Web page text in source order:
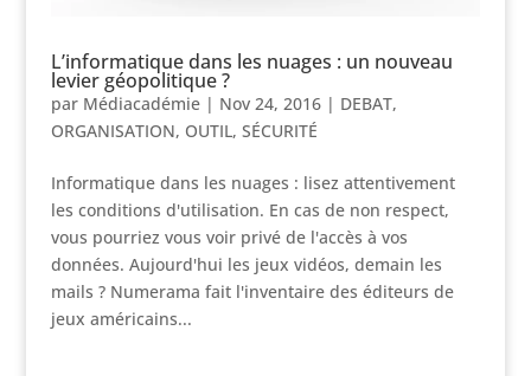
L’informatique dans les nuages : un nouveau
levier géopolitique ?
par Médiacadémie| Nov 24, 2016| DEBAT,
ORGANISATION, OUTIL, SÉCURITÉ
Informatique dans les nuages : lisez attentivement
les conditions d'utilisation. En cas de non respect,
vous pourriez vous voir privé de l'accès à vos
données. Aujourd'hui les jeux vidéos, demain les
mails ? Numerama fait l'inventaire des éditeurs de
jeux américains...